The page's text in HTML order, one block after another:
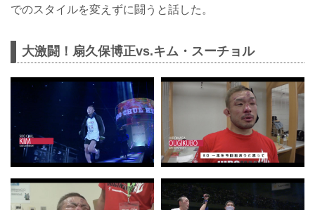
でのスタイルを変えずに闘うと話した。
大激闘！扇久保博正vs.キム・スーチョル